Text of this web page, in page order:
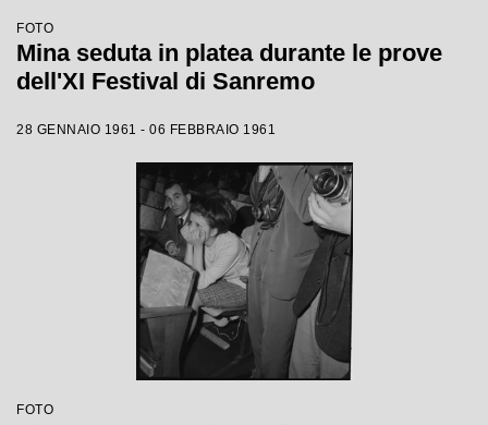
FOTO
Mina seduta in platea durante le prove
dell'XI Festival di Sanremo
28 GENNAIO 1961 - 06 FEBBRAIO 1961
FOTO